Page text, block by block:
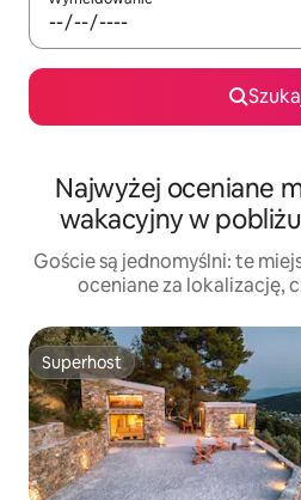
Najwyżej oceniane
wakacyjny w
Goście są jednomyślni: te
oceniane za lokalizację,
Superhost
Superhost